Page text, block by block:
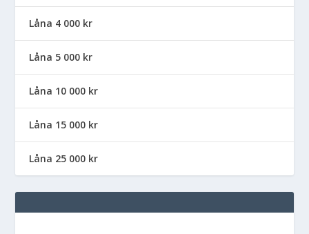
Låna 4 000 kr
Låna 5 000 kr
Låna 10 000 kr
Låna 15 000 kr
Låna 25 000 kr